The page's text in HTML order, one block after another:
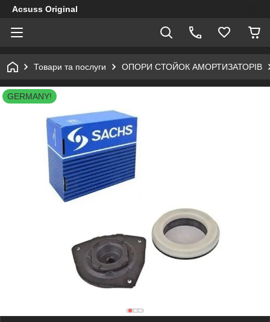
Acsuss Original
Товари та послуги ОПОРИ СТОЙОК АМОРТИЗАТОРІВ
GERMANY!